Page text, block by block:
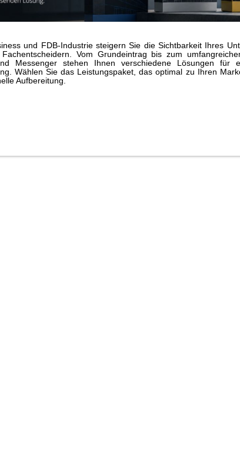
und FDB-Industrie steigern Sie die Sichtbarkeit Ihres
Vom Grundeintrag bis zum
Messenger stehen Ihnen verschiedene Lösungen für
Wählen Sie das Leistungspaket, das optimal zu Ihren
Aufbereitung.